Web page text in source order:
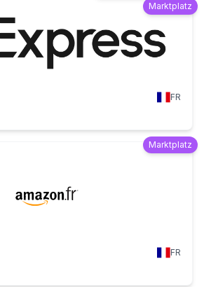
Marktplatz
FR
Marktplatz
FR